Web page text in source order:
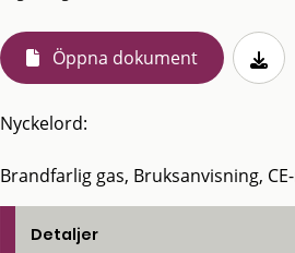
Öppna dokument
Nyckelord:
Brandfarlig gas, Bruksanvisning,
Detaljer